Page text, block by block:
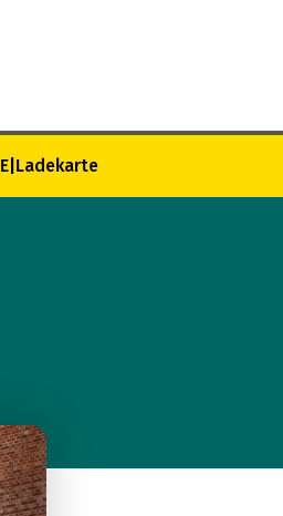
E|Ladekarte